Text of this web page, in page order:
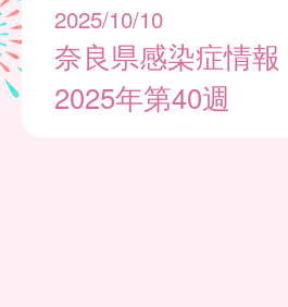
2025/10/10
奈良県感染症情報
2025年第40週